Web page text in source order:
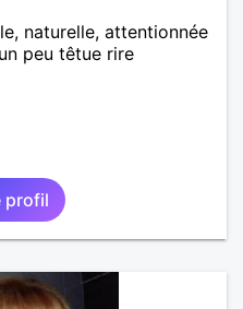
naturelle, attentionnée
peu têtue rire
profil